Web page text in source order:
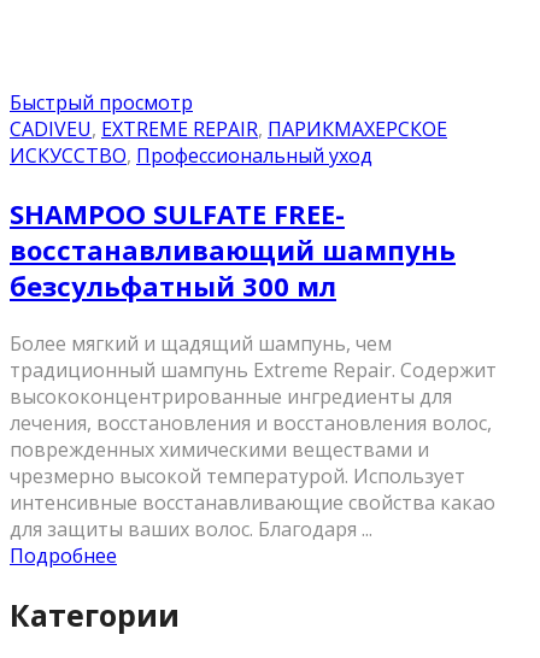
Быстрый просмотр
CADIVEU, EXTREME REPAIR, ПАРИКМАХЕРСКОЕ
ИСКУССТВО, Профессиональный уход
SHAMPOO SULFATE FREE-
восстанавливающий шампунь
безсульфатный 300 мл
Более мягкий и щадящий шампунь, чем
традиционный шампунь Extreme Repair. Содержит
высококонцентрированные ингредиенты для
лечения, восстановления и восстановления волос,
поврежденных химическими веществами и
чрезмерно высокой температурой. Использует
интенсивные восстанавливающие свойства какао
для защиты ваших волос. Благодаря ...
Подробнее
Категории